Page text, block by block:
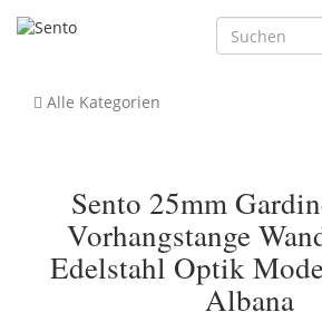
Alle Kategorien
Sento 25mm
Vorhangstange
Edelstahl Optik
Albana